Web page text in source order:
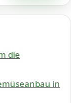
die
in